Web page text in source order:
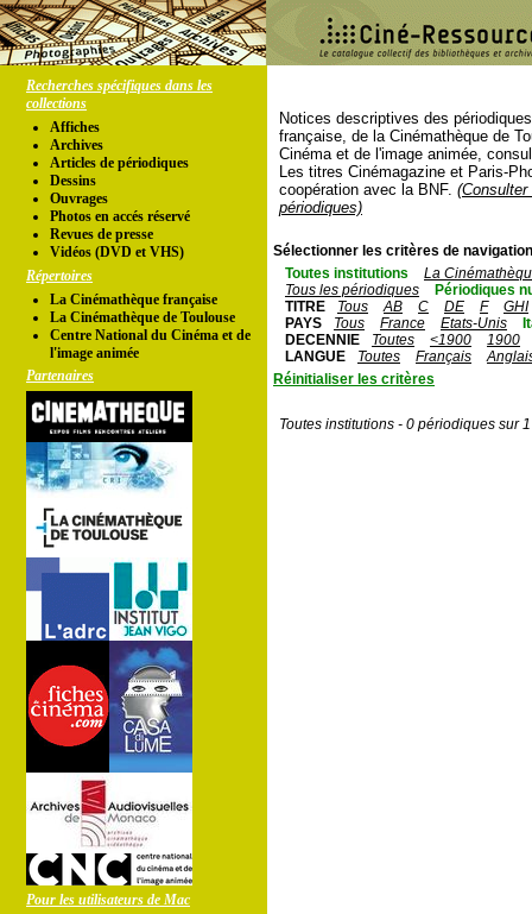
Recherches spécifiques dans les
collections
Affiches
Archives
Articles de périodiques
Dessins
Ouvrages
Photos en accés réservé
Revues de presse
Vidéos (DVD et VHS)
Répertoires
La Cinémathèque française
La Cinémathèque de Toulouse
Centre National du Cinéma et de
l'image animée
Partenaires
Pour les utilisateurs de Mac
Notices descriptives des
française, de la Cinémathèque de
Cinéma et de l'image animée,
Les titres Cinémagazine et Paris-
coopération avec la BNF.
périodiques)
Sélectionner les critères de
Toutes institutions
La
Tous les périodiques
Périodiques
TITRE
Tous AB C DE F
GHI
PAYS
Tous France Etats-Unis
DECENNIE
Toutes <1900
1900
LANGUE
Toutes Français
Réinitialiser les critères
Toutes institutions - 0 périodiques sur